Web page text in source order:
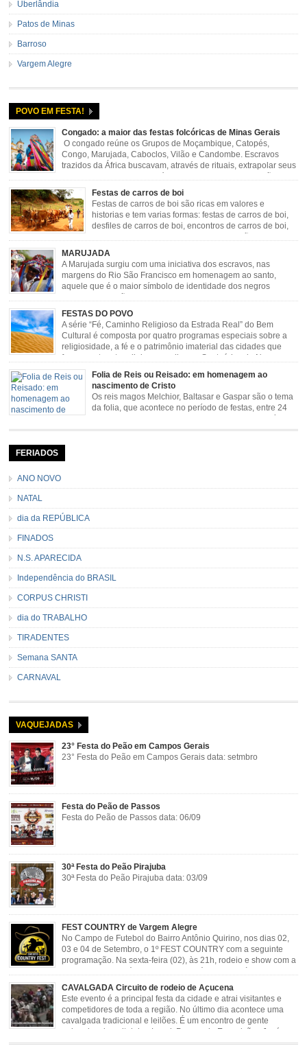
Uberlândia
Patos de Minas
Barroso
Vargem Alegre
POVO EM FESTA!
Congado: a maior das festas folcóricas de Minas Gerais
O congado reúne os Grupos de Moçambique, Catopés,
Congo, Marujada, Caboclos, Vilão e Candombe. Escravos
trazidos da África buscavam, através de rituais, extrapolar seus
sentimentos e culto a sua fé. O Congado nasceu da fusão
destes ritos com a religião católica, imposta aos negros pela Igreja, surgindo
novas histórias que envolviam, sobretudo, Nossa Senhora do […]
Festas de carros de boi
Festas de carros de boi são ricas em valores e
historias e tem varias formas: festas de carros de boi,
desfiles de carros de boi, encontros de carros de boi,
de boi, carreteada, carreiros, candeeiros, boiadas, carapinas, artesãos,
exposição agropecuária, ou seja é um ponto forte […]
MARUJADA
A Marujada surgiu com uma iniciativa dos escravos, nas
margens do Rio São Francisco em homenagem ao santo,
aquele que é o maior símbolo de identidade dos negros
sendo milagroso e grande protetor de suas causas. o ponto alto da festa de
São Benedito é a Marujada. […]
FESTAS DO POVO
A série “Fé, Caminho Religioso da Estrada Real” do Bem
Cultural é composta por quatro programas especiais sobre a
religiosidade, a fé e o patrimônio imaterial das cidades que
fazem parte rota religiosa que liga os Santuários de Nossa
Senhora da Piedade (MG) e Nossa Senhora da Conceição Aparecida (SP)
pela Estrada Real. Quarto episódio […]
Folia de Reis ou Reisado: em homenagem ao
nascimento de Cristo
Os reis magos Melchior, Baltasar e Gaspar são o tema
da folia, que acontece no período de festas, entre 24
de dezembro e 06 de janeiro. Durante a festa, o líder e
seu contramestre lideram a música e o canto do grupo, passando pela
FERIADOS
ANO NOVO
NATAL
dia da REPÚBLICA
FINADOS
N.S. APARECIDA
Independência do BRASIL
CORPUS CHRISTI
dia do TRABALHO
TIRADENTES
Semana SANTA
CARNAVAL
VAQUEJADAS
23° Festa do Peão em Campos Gerais
23° Festa do Peão em Campos Gerais data: setmbro
Festa do Peão de Passos
Festa do Peão de Passos data: 06/09
30ª Festa do Peão Pirajuba
30ª Festa do Peão Pirajuba data: 03/09
FEST COUNTRY de Vargem Alegre
No Campo de Futebol do Bairro Antônio Quirino, nos dias 02,
03 e 04 de Setembro, o 1º FEST COUNTRY com a seguinte
programação. Na sexta-feira (02), às 21h, rodeio e show com a
rodeio e shows com o Trio Pé de Cedro e o Trio […]
CAVALGADA Circuito de rodeio de Açucena
Este evento é a principal festa da cidade e atrai visitantes e
competidores de toda a região. No último dia acontece uma
cavalgada tradicional e leilões. É um encontro de gente
animada e hospitaleira. Local: Parque de Exposições José
Rosa Guimarães, Açucena Data: Setembro